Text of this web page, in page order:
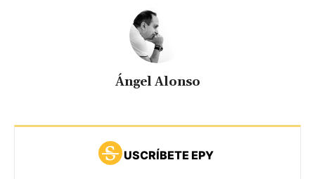
Ángel Alonso
USCRÍBETE EPY